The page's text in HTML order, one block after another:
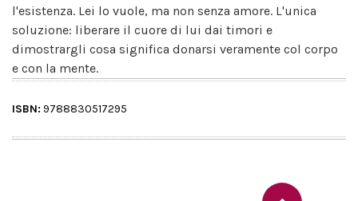
l'esistenza. Lei lo vuole, ma non senza amore. L'unica
soluzione: liberare il cuore di lui dai timori e
dimostrargli cosa significa donarsi veramente col corpo
e con la mente.
ISBN: 9788830517295